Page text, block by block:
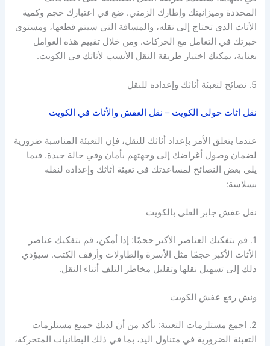
المحددة وميزانيتك وإطارك الزمني. ضع في اعتبارك حجم وكمية
الأثاث الذي تحتاج إلى نقله، والمسافة التي سيتم قطعها، ومستوى
خبرتك في التعامل مع الحركات. ومن خلال تقييم هذه العوامل
بعناية، يمكنك اختيار طريقة النقل الأنسب لأثاثك في الكويت.
5. نصائح لتعبئة أثاثك وإعداده للنقل
نقل اثاث حولى الكويت – نقل العفش والأثاث في الكويت
عندما يتعلق الأمر بإعداد أثاثك للنقل، فإن التعبئة المناسبة ضرورية
لضمان وصول أغراضك إلى وجهتهم بأمان وفي حالة جيدة. فيما
يلي بعض النصائح لمساعدتك في تعبئة أثاثك وإعداده لنقله
بسلاسة:
نقل عفش جابر العلى بالكويت
1. قم بتفكيك العناصر الأكبر حجمًا: إذا أمكن، قم بتفكيك عناصر
الأثاث الأكبر حجمًا مثل الأسرة والطاولات وأرفف الكتب. سيؤدي
ذلك إلى تسهيل نقلها وتقليل مخاطر التلف أثناء النقل.
ونش رفع عفش الكويت
2. اجمع مستلزمات التعبئة: تأكد من أن لديك جميع مستلزمات
التعبئة الضرورية في متناول اليد، بما في ذلك البطانيات المتحركة،